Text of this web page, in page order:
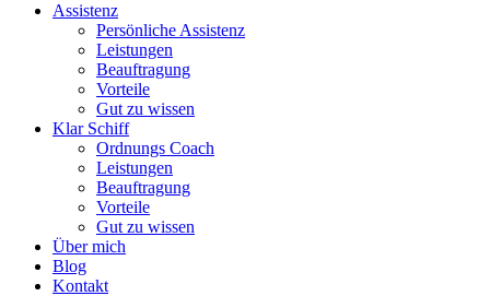
Assistenz
Persönliche Assistenz
Leistungen
Beauftragung
Vorteile
Gut zu wissen
Klar Schiff
Ordnungs Coach
Leistungen
Beauftragung
Vorteile
Gut zu wissen
Über mich
Blog
Kontakt